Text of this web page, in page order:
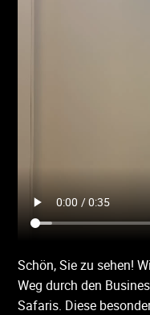
Schön, Sie zu sehen!
Weg durch den
Safaris. Diese